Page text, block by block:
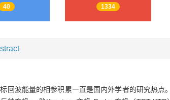
40 1334
回波能量的相参积累一直是国内外学者的研究热点